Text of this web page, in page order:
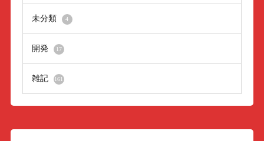
未分類 4
開発 17
雑記 161